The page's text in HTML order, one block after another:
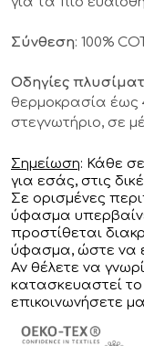
Σύνθεση: 100%
Οδηγίες
θερμοκρασία έως
στεγνωτήριο, σε
Σημείωση: Κάθε
για εσάς, στις
Σε ορισμένες
ύφασμα
προστίθεται
ύφασμα, ώστε να
Αν θέλετε να
κατασκευαστεί το
επικοινωνήσετε